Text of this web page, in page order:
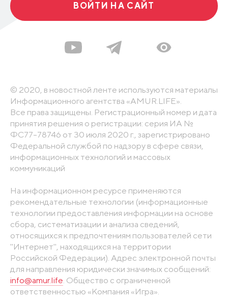
ВОЙТИ НА САЙТ
© 2020, в новостной ленте используются материалы
Информационного агентства «AMUR.LIFE».
Все права защищены. Регистрационный номер и дата
принятия решения о регистрации: серия ИА №
ФС77-78746 от 30 июля 2020 г., зарегистрировано
Федеральной службой по надзору в сфере связи,
информационных технологий и массовых
коммуникаций
На информационном ресурсе применяются
рекомендательные технологии (информационные
технологии предоставления информации на основе
сбора, систематизации и анализа сведений,
относящихся к предпочтениям пользователей сети
"Интернет", находящихся на территории
Российской Федерации). Адрес электронной почты
для направления юридически значимых сообщений:
info@amur.life. Общество с ограниченной
ответственностью «Компания «Игра».